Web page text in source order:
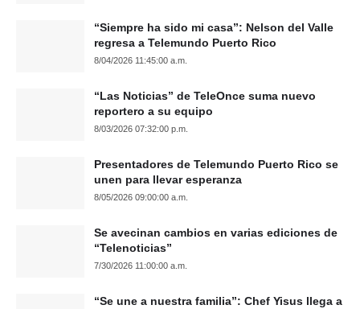
“Siempre ha sido mi casa”: Nelson del Valle
regresa a Telemundo Puerto Rico
8/04/2026 11:45:00 a.m.
“Las Noticias” de TeleOnce suma nuevo
reportero a su equipo
8/03/2026 07:32:00 p.m.
Presentadores de Telemundo Puerto Rico se
unen para llevar esperanza
8/05/2026 09:00:00 a.m.
Se avecinan cambios en varias ediciones de
“Telenoticias”
7/30/2026 11:00:00 a.m.
“Se une a nuestra familia”: Chef Yisus llega a